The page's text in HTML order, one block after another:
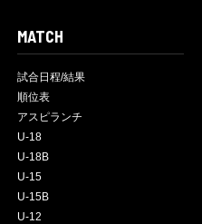
MATCH
試合日程/結果
順位表
アスピランチ
U-18
U-18B
U-15
U-15B
U-12